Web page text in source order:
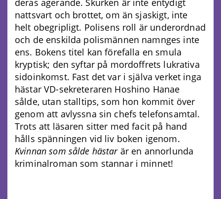
deras agerande. Skurken är inte entydigt
nattsvart och brottet, om än sjaskigt, inte
helt obegripligt. Polisens roll är underordnad
och de enskilda polismännen namnges inte
ens. Bokens titel kan förefalla en smula
kryptisk; den syftar på mordoffrets lukrativa
sidoinkomst. Fast det var i själva verket inga
hästar VD-sekreteraren Hoshino Hanae
sålde, utan stalltips, som hon kommit över
genom att avlyssna sin chefs telefonsamtal.
Trots att läsaren sitter med facit på hand
hålls spänningen vid liv boken igenom.
Kvinnan som sålde hästar är en annorlunda
kriminalroman som stannar i minnet!